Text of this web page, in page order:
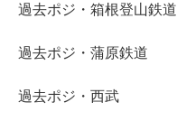
過去ポジ・箱根登山鉄道
過去ポジ・蒲原鉄道
過去ポジ・西武